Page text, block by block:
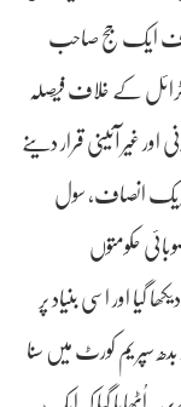
صرف ایک جج صاحب
ملزمان کے ٹرائل کے خلاف فیصلہ
غیر آئینی قرار دینے
انصاف، سول
حکومتوں
اور اسی بنیاد پر
سپریم کورٹ میں سنا